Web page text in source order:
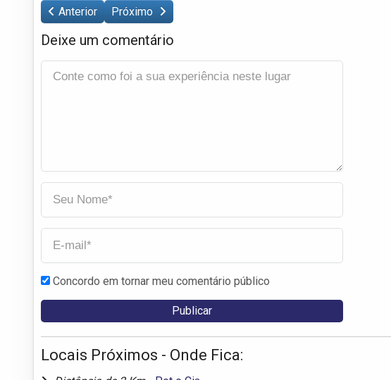
Anterior Próximo
Deixe um comentário
Concordo em tornar meu comentário público
Locais Próximos - Onde Fica: